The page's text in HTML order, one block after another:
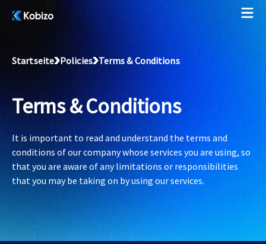
Startseite Policies Terms & Conditions
Terms & Conditions
It is important to read and understand the terms and
conditions of our company whose services you are using, so
that you are aware of any limitations or responsibilities
that you may be taking on by using our services.